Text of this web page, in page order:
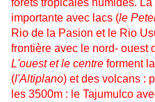
forêts tropicales humides.
importante avec lacs (le
Rio de la Pasion et le Rio
frontière avec le nord- ouest
L'ouest et le centre forment
(l'Altiplano) et des volcans :
les 3500m : le Tajumulco